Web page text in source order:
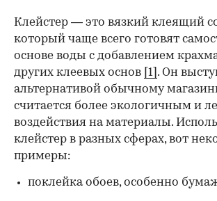
00:00 / 00:00
Клейстер — это вязкий клеящий
который чаще всего готовят
основе воды с добавлением
других клеевых основ [1] . Он
альтернативой обычному
считается более экологичным и
воздействия на материалы.
клейстер в разных сферах, вот
примеры:
поклейка обоев, особенно